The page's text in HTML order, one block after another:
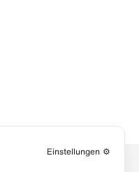
Einstellungen ⚙️